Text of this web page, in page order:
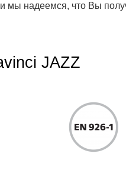
надеемся, что Вы
JAZZ